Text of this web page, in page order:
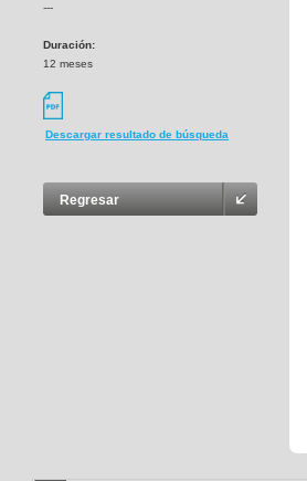
---
Duración:
12 meses
Descargar resultado de búsqueda
Regresar